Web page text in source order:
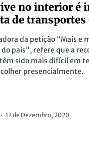
no interior é
de transportes
da petição “Mais e
país”, refere que a
sido mais difícil em
presencialmente.
17 de Dezembro, 2020